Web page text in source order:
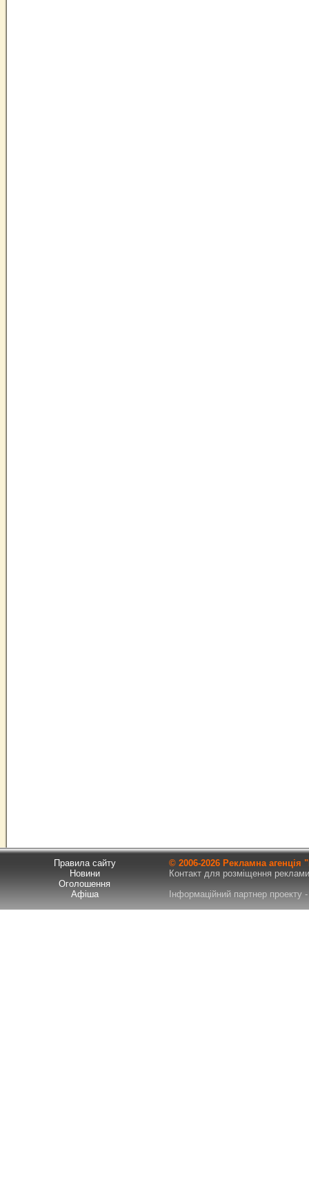
Правила сайту
Новини
Оголошення
Афіша
© 2006-2026 Рекламна
Контакт для розміщення
Інформаційний партнер проекту